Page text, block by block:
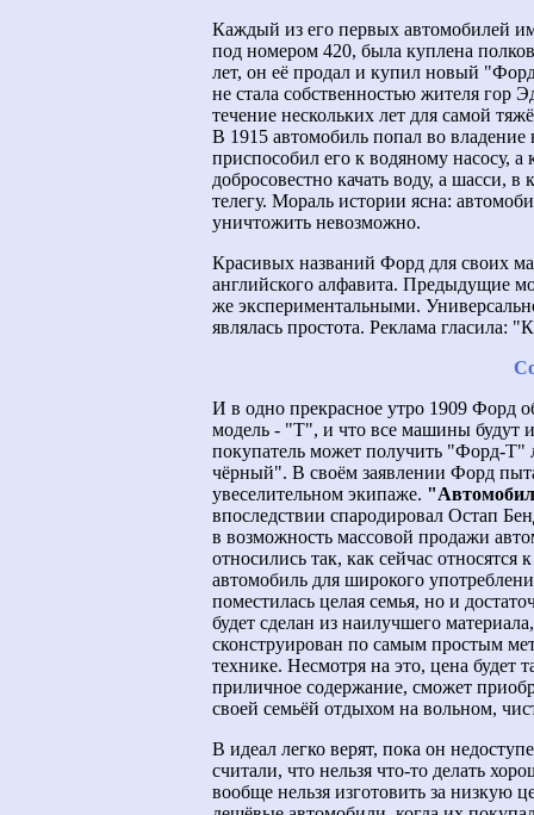
Каждый из его первых автомобилей
под номером 420, была куплена
лет, он её продал и купил новый
не стала собственностью жителя гор
течение нескольких лет для самой
В 1915 автомобиль попал во
приспособил его к водяному насосу, а
добросовестно качать воду, а шасси, в
телегу. Мораль истории ясна:
уничтожить невозможно.
Красивых названий Форд для своих
английского алфавита. Предыдущие
же экспериментальными.
являлась простота. Реклама
И в одно прекрасное утро 1909 Форд
модель - "Т", и что все машины будут
покупатель может получить "Форд-Т"
чёрный". В своём заявлении Форд
увеселительном экипаже.
впоследствии спародировал Остап
в возможность массовой продажи
относились так, как сейчас
автомобиль для широкого
поместилась целая семья, но и
будет сделан из наилучшего
сконструирован по самым простым
технике. Несмотря на это, цена будет
приличное содержание, сможет
своей семьёй отдыхом на вольном,
В идеал легко верят, пока он
считали, что нельзя что-то делать
вообще нельзя изготовить за низкую